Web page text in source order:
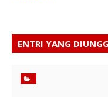
ENTRI YANG